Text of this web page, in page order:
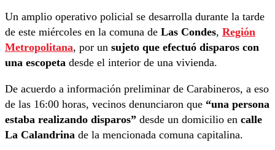
Un amplio operativo policial se desarrolla durante la tarde
de este miércoles en la comuna de Las Condes, Región
Metropolitana, por un sujeto que efectuó disparos con
una escopeta desde el interior de una vivienda.
De acuerdo a información preliminar de Carabineros, a eso
de las 16:00 horas, vecinos denunciaron que “una persona
estaba realizando disparos” desde un domicilio en calle
La Calandrina de la mencionada comuna capitalina.